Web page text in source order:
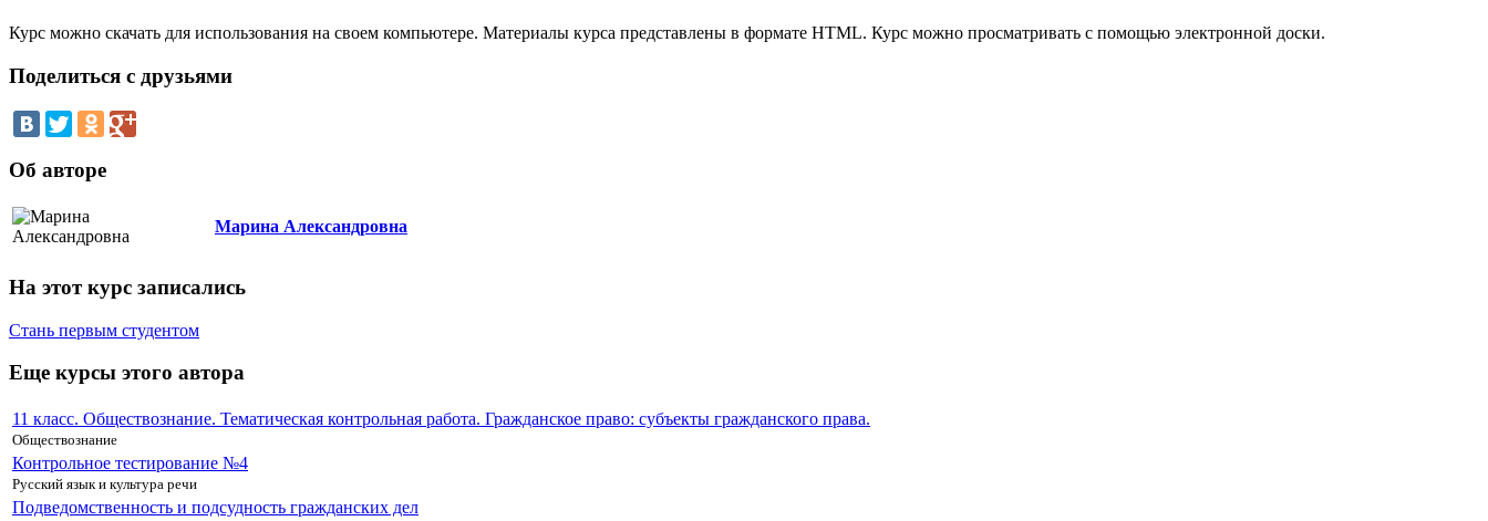
Курс можно скачать для использования на своем компьютере. Материалы курса представлены в формате HTML. Курс можно просматривать с помощью электронной доски.
Поделиться с друзьями
Об авторе
Марина Александровна
На этот курс записались
Стань первым студентом
Еще курсы этого автора
11 класс. Обществознание. Тематическая контрольная работа. Гражданское право: субъекты гражданского права.
Обществознание
Контрольное тестирование №4
Русский язык и культура речи
Подведомственность и подсудность гражданских дел